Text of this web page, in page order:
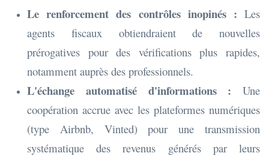
Le renforcement des contrôles inopinés : Les
agents fiscaux obtiendraient de nouvelles
prérogatives pour des vérifications plus rapides,
notamment auprès des professionnels.
L'échange automatisé d'informations : Une
coopération accrue avec les plateformes numériques
(type Airbnb, Vinted) pour une transmission
systématique des revenus générés par leurs